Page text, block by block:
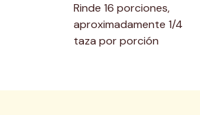
Rinde 16 porciones,
aproximadamente 1/4
taza por porción